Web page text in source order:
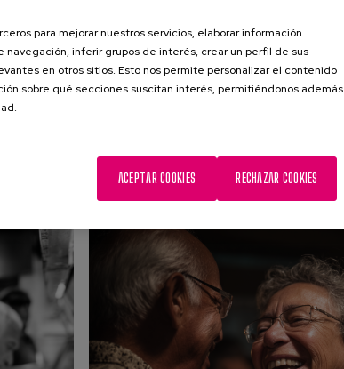
para mejorar nuestros servicios, elaborar información
navegación, inferir grupos de interés, crear un perfil de sus
en otros sitios. Esto nos permite personalizar el contenido
sobre qué secciones suscitan interés, permitiéndonos además
RECHAZAR COOKIES
ACEPTAR COOKIES